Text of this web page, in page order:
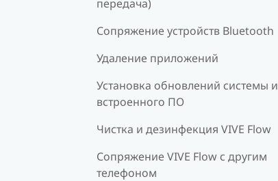
передача)
Сопряжение устройств Bluetooth
Удаление приложений
Установка обновлений системы и
встроенного ПО
Чистка и дезинфекция VIVE Flow
Сопряжение VIVE Flow с другим
телефоном